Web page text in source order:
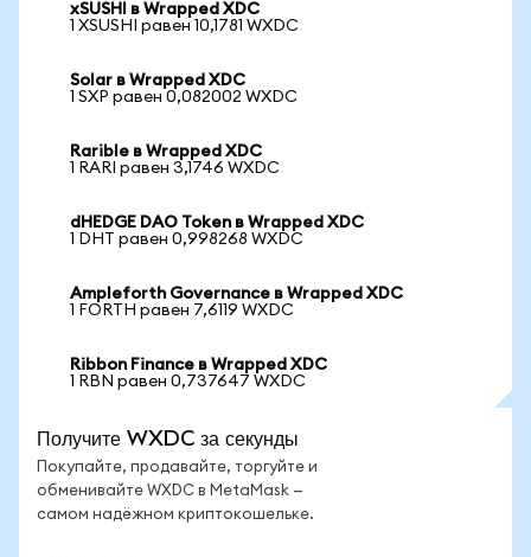
xSUSHI в Wrapped XDC
1 XSUSHI равен 10,1781 WXDC
Solar в Wrapped XDC
1 SXP равен 0,082002 WXDC
Rarible в Wrapped XDC
1 RARI равен 3,1746 WXDC
dHEDGE DAO Token в Wrapped XDC
1 DHT равен 0,998268 WXDC
Ampleforth Governance в Wrapped XDC
1 FORTH равен 7,6119 WXDC
Ribbon Finance в Wrapped XDC
1 RBN равен 0,737647 WXDC
Получите WXDC за секунды
Покупайте, продавайте, торгуйте и
обменивайте WXDC в MetaMask —
самом надёжном криптокошельке.